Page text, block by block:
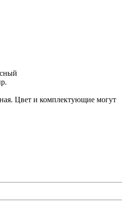
Цвет и комплектующие могут